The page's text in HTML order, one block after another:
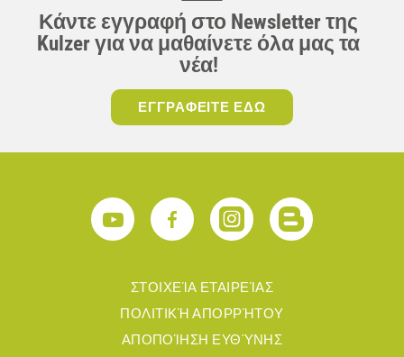
Κάντε εγγραφή στο Newsletter της
Kulzer για να μαθαίνετε όλα μας τα
νέα!
ΕΓΓΡΑΦΕΙΤΕ ΕΔΩ
ΣΤΟΙΧΕΊΑ ΕΤΑΙΡΕΊΑΣ
ΠΟΛΙΤΙΚΉ ΑΠΟΡΡΉΤΟΥ
ΑΠΟΠΟΊΗΣΗ ΕΥΘΎΝΗΣ